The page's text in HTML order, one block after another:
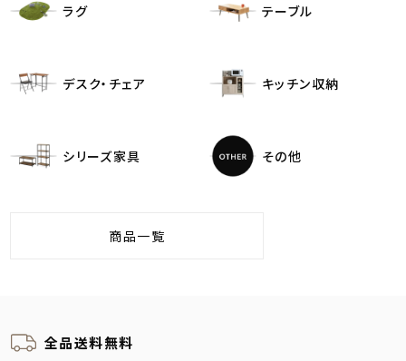
ラグ テーブル
デスク・チェア キッチン収納
シリーズ家具 その他
商品一覧
全品送料無料